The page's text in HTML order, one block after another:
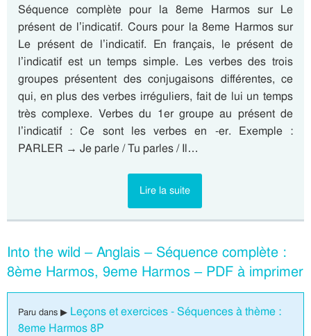
Séquence complète pour la 8eme Harmos sur Le
présent de l’indicatif. Cours pour la 8eme Harmos sur
Le présent de l’indicatif. En français, le présent de
l’indicatif est un temps simple. Les verbes des trois
groupes présentent des conjugaisons différentes, ce
qui, en plus des verbes irréguliers, fait de lui un temps
très complexe. Verbes du 1er groupe au présent de
l’indicatif : Ce sont les verbes en -er. Exemple :
PARLER → Je parle / Tu parles / Il…
Lire la suite
Into the wild – Anglais – Séquence complète :
8ème Harmos, 9eme Harmos – PDF à imprimer
Paru dans ▶ Leçons et exercices - Séquences à thème :
8eme Harmos 8P